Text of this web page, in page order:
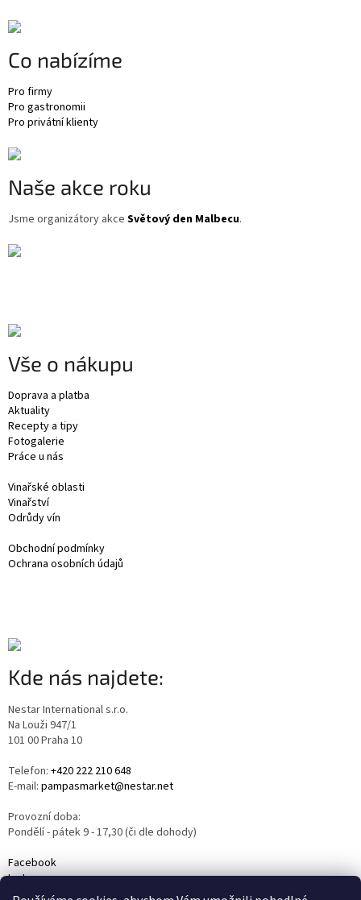
Co nabízíme
Pro firmy
Pro gastronomii
Pro privátní klienty
Naše akce roku
Jsme organizátory akce Světový den Malbecu.
Vše o nákupu
Doprava a platba
Aktuality
Recepty a tipy
Fotogalerie
Práce u nás
Vinařské oblasti
Vinařství
Odrůdy vín
Obchodní podmínky
Ochrana osobních údajů
Kde nás najdete:
Nestar International s.r.o.
Na Louži 947/1
101 00 Praha 10
Telefon: +420 222 210 648
E-mail: pampasmarket@nestar.net
Provozní doba:
Pondělí - pátek 9 - 17,30 (či dle dohody)
Facebook
Instagram
YouTube